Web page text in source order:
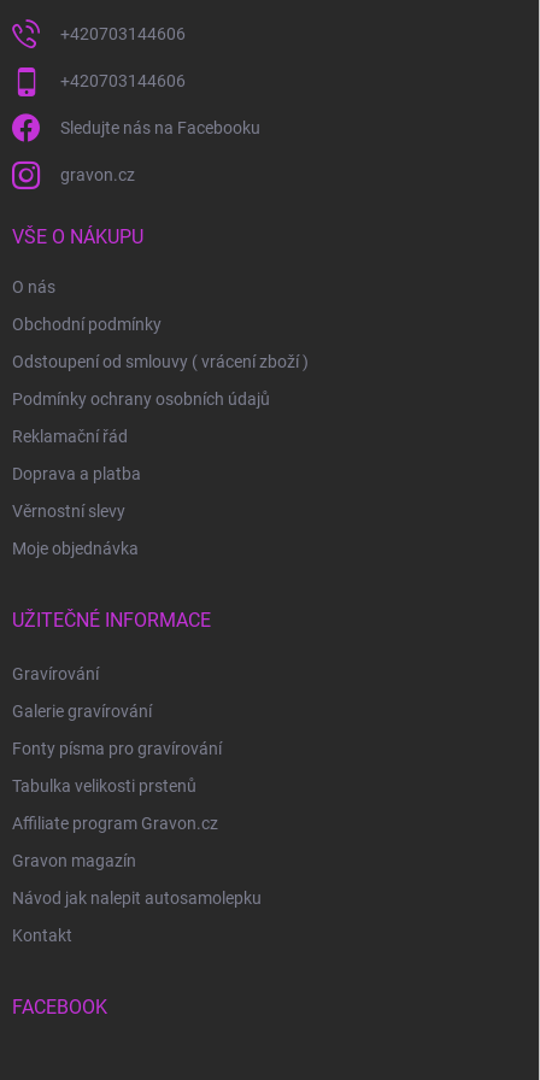
+420703144606
+420703144606
Sledujte nás na Facebooku
gravon.cz
VŠE O NÁKUPU
O nás
Obchodní podmínky
Odstoupení od smlouvy ( vrácení zboží )
Podmínky ochrany osobních údajů
Reklamační řád
Doprava a platba
Věrnostní slevy
Moje objednávka
UŽITEČNÉ INFORMACE
Gravírování
Galerie gravírování
Fonty písma pro gravírování
Tabulka velikosti prstenů
Affiliate program Gravon.cz
Gravon magazín
Návod jak nalepit autosamolepku
Kontakt
FACEBOOK